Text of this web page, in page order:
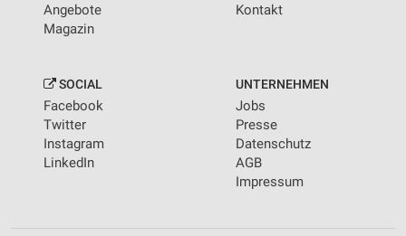
Angebote
Magazin
Kontakt
SOCIAL
Facebook
Twitter
Instagram
LinkedIn
UNTERNEHMEN
Jobs
Presse
Datenschutz
AGB
Impressum